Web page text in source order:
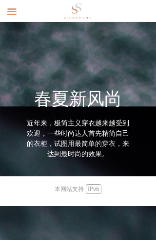
끀
春夏新风尚
近年来，极简主义穿衣越来越受到
欢迎，一些时尚达人首先精简自己
的衣柜，试图用最简单的穿衣，来
达到最时尚的效果。
本网站支持 IPv6